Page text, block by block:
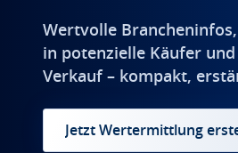
Wertvolle
in potenzielle Käufer
Verkauf – kompakt,
Jetzt Wertermittlung